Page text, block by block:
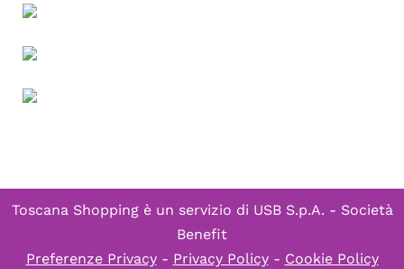
Toscana Shopping è un servizio di USB S.p.A. - Società
Benefit
Preferenze Privacy- Privacy Policy- Cookie Policy